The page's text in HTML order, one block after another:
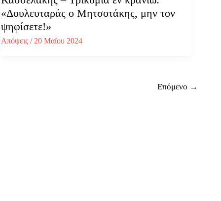
«Δουλευταράς ο Μητσοτάκης, μην τον
ψηφίσετε!»
Απόψεις / 20 Μαΐου 2024
Επόμενο →